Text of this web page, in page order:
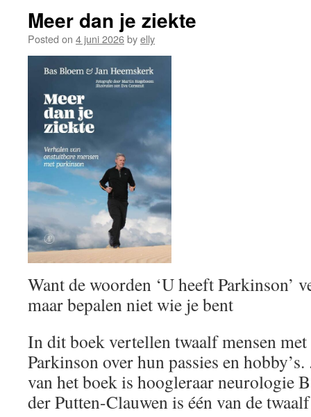
Meer dan je ziekte
Posted on 4 juni 2026byelly
Want de woorden ‘U heeft Parkinson’
maar bepalen niet wie je bent
In dit boek vertellen twaalf mensen met
Parkinson over hun passies en
van het boek is hoogleraar neurologie
der Putten-Clauwen is één van de